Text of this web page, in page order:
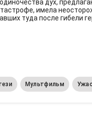
дух,
имела
туда после гибели
Мультфильм